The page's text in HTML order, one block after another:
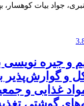
قنبری، جواد بیات
و جیره
و گوارش‌پذیر
غذایی و
گوشتی